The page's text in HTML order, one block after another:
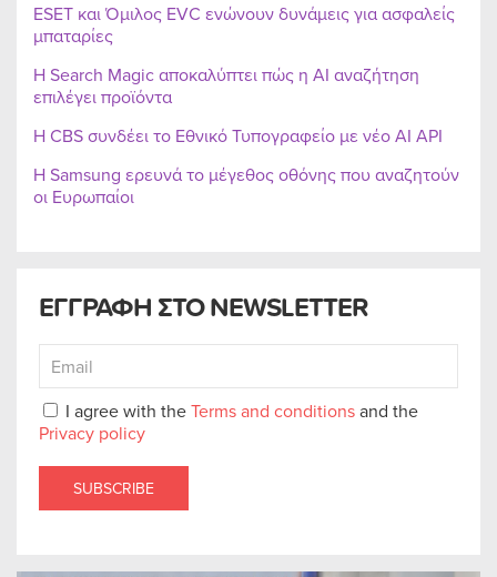
ΕΓΓΡΑΦΗ ΣΤΟ NEWSLETTER
I agree with theTerms and conditionsand the
Privacy policy
SUBSCRIBE
ESET και Όμιλος EVC ενώνουν δυνάμεις για ασφαλείς
μπαταρίες
Η Search Magic αποκαλύπτει πώς η AI αναζήτηση
επιλέγει προϊόντα
Η CBS συνδέει το Εθνικό Τυπογραφείο με νέο AI API
Η Samsung ερευνά το μέγεθος οθόνης που αναζητούν
οι Ευρωπαίοι